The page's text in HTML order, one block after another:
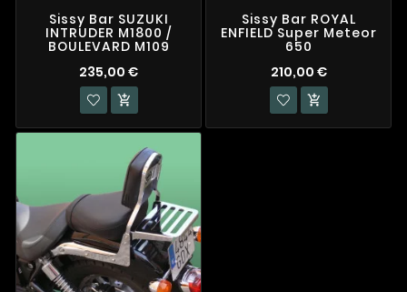
Sissy Bar SUZUKI
INTRUDER M1800 /
BOULEVARD M109
235,00 €

Sissy Bar ROYAL
ENFIELD Super Meteor
650
210,00 €
